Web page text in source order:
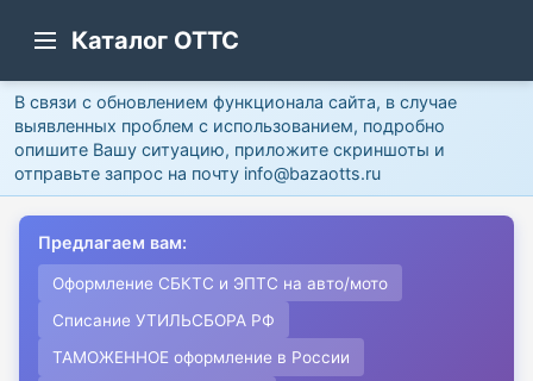
Каталог ОТТС
В связи с обновлением функционала сайта, в случае
выявленных проблем с использованием, подробно
опишите Вашу ситуацию, приложите скриншоты и
отправьте запрос на почту info@bazaotts.ru
Предлагаем вам:
Оформление СБКТС и ЭПТС на авто/мото
Списание УТИЛЬСБОРА РФ
ТАМОЖЕННОЕ оформление в России